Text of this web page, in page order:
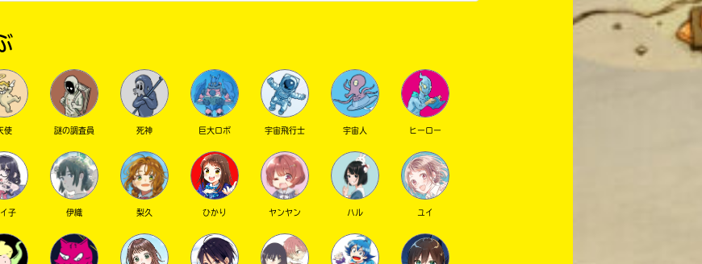
使 謎の調査員 死神 巨大ロボ 宇宙飛行士 宇宙人 ヒーロー
イ子 伊織 梨久 ひかり ヤンヤン ハル ユイ